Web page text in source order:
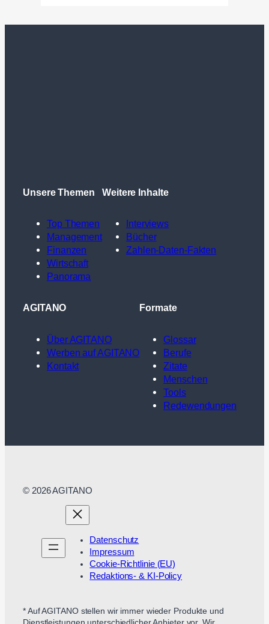
Unsere Themen
Top Themen
Management
Finanzen
Wirtschaft
Panorama
Weitere Inhalte
Interviews
Bücher
Zahlen-Daten-Fakten
AGITANO
Über AGITANO
Werben auf AGITANO
Kontakt
Formate
Glossar
Berufe
Zitate
Menschen
Tools
Redewendungen
© 2026 AGITANO
Datenschutz
Impressum
Cookie-Richtlinie (EU)
Redaktions- & KI-Policy
* Auf AGITANO stellen wir immer wieder Produkte und